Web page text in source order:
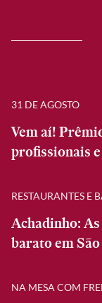
31 DE AGOSTO
Vem aí!
profissionais
RESTAURANTES E
Achadinho:
barato em
NA MESA COM